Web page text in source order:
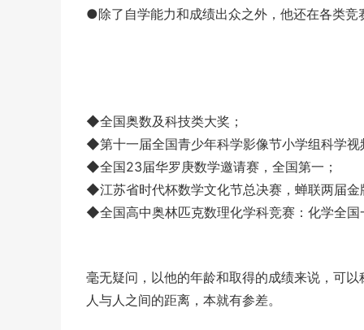
●除了自学能力和成绩出众之外，他还在各类竞
◆全国奥数及科技类大奖；
◆第十一届全国青少年科学影像节小学组科学视
◆全国23届华罗庚数学邀请赛，全国第一；
◆江苏省时代杯数学文化节总决赛，蝉联两届金
◆全国高中奥林匹克数理化学科竞赛：化学全
毫无疑问，以他的年龄和取得的成绩来说，可
人与人之间的距离，本就有参差。